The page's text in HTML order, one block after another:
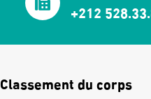
+212
Classement du corps